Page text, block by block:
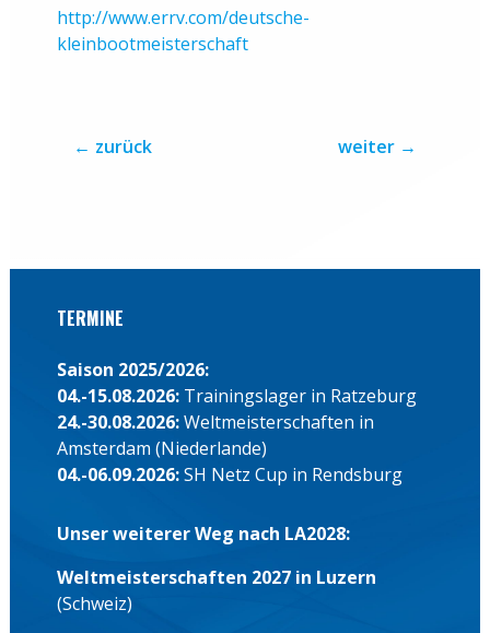
http://www.errv.com/deutsche-
kleinbootmeisterschaft
← zurück weiter →
TERMINE
Saison 2025/2026:
04.-15.08.2026: Trainingslager in Ratzeburg
24.-30.08.2026:Weltmeisterschaften in
Amsterdam (Niederlande)
04.-06.09.2026:SH Netz Cup in Rendsburg
Unser weiterer Weg nach LA2028:
Weltmeisterschaften 2027 in Luzern
(Schweiz)